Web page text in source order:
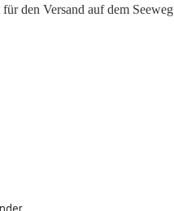
den Versand auf dem Seeweg